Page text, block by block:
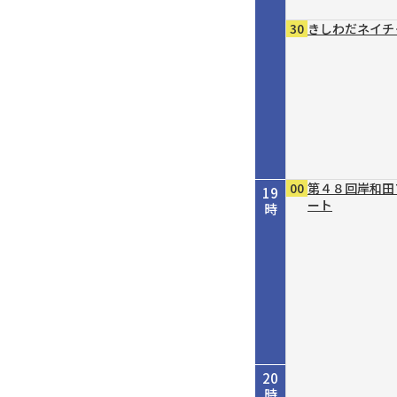
19
時
20
30 きしわだネイ
00 第４８回岸和
ート